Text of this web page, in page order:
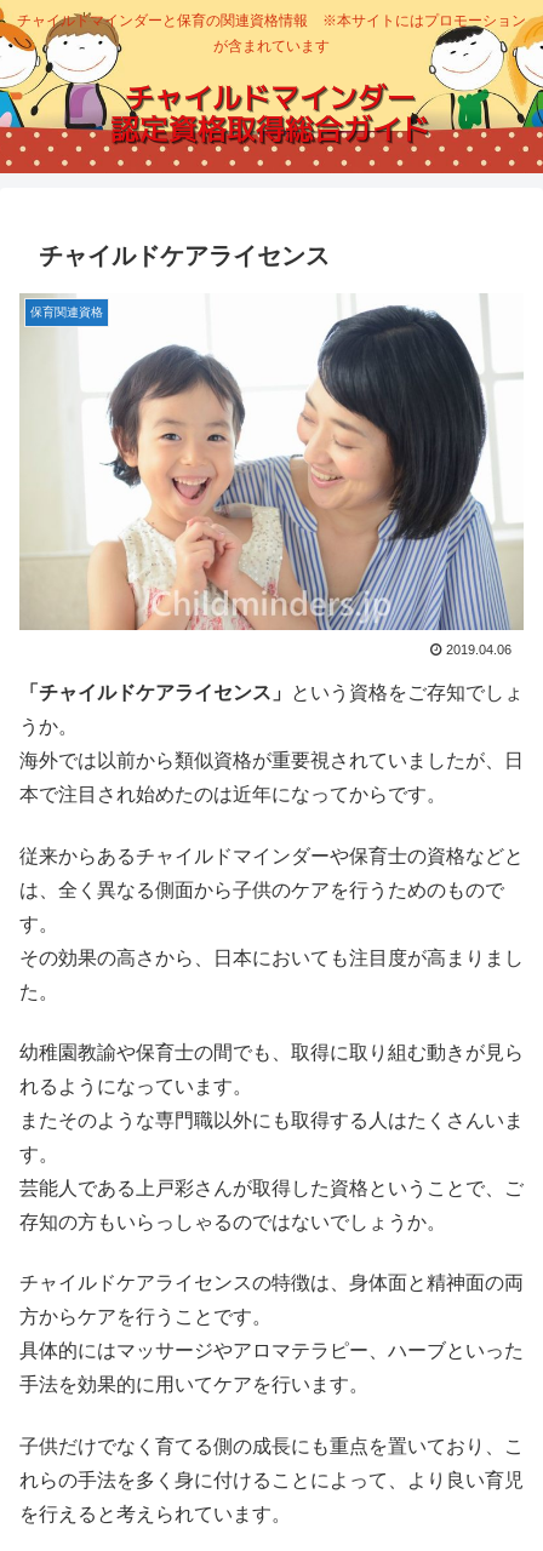
チャイルドマインダーと保育の関連資格情報 ※本サイトにはプロモーション
が含まれています
チャイルドケアライセンス
保育関連資格
2019.04.06
「チャイルドケアライセンス」
という資格をご存知でしょ
うか。
海外では以前から類似資格が重要視されていましたが、日
本で注目され始めたのは近年になってからです。
従来からあるチャイルドマインダーや保育士の資格などと
は、全く異なる側面から子供のケアを行うためのもので
す。
その効果の高さから、日本においても注目度が高まりまし
た。
幼稚園教諭や保育士の間でも、取得に取り組む動きが見ら
れるようになっています。
またそのような専門職以外にも取得する人はたくさんいま
す。
芸能人である上戸彩さんが取得した資格ということで、ご
存知の方もいらっしゃるのではないでしょうか。
チャイルドケアライセンスの特徴は、身体面と精神面の両
方からケアを行うことです。
具体的にはマッサージやアロマテラピー、ハーブといった
手法を効果的に用いてケアを行います。
子供だけでなく育てる側の成長にも重点を置いており、こ
れらの手法を多く身に付けることによって、より良い育児
を行えると考えられています。